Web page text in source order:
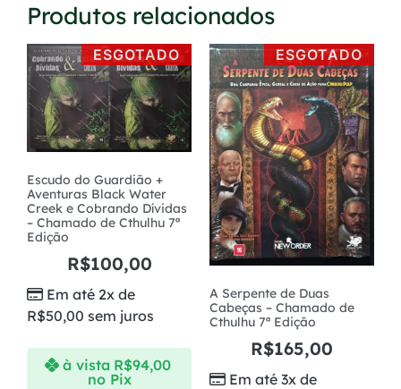
Produtos relacionados
ESGOTADO
Escudo do Guardião +
Aventuras Black Water
Creek e Cobrando Dívidas
– Chamado de Cthulhu 7ª
Edição
R$100,00
Em até 2x de
R$50,00 sem juros
à vista R$94,00
no Pix
ESGOTADO
A Serpente de Duas
Cabeças – Chamado de
Cthulhu 7ª Edição
R$165,00
Em até 3x de